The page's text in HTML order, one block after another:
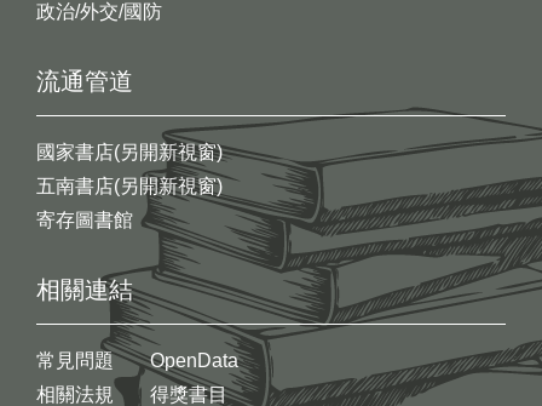
政治/外交/國防
流通管道
國家書店(另開新視窗)
五南書店(另開新視窗)
寄存圖書館
相關連結
常見問題
相關法規
OpenData
得獎書目